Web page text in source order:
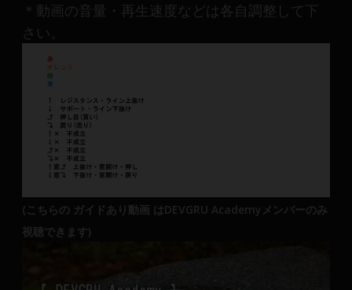
＊動画の音量・再生速度などは各自調整して下
さい。
(こちらの ガイドあり動画 はDEVGRU Academyメンバーのみ
視聴できます)